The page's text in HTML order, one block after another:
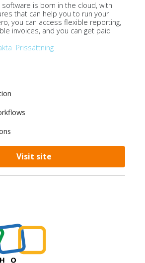
is born in the cloud, with
that can help you to run your
you can access flexible reporting,
invoices, and you can get paid
Prissättning
Visit site